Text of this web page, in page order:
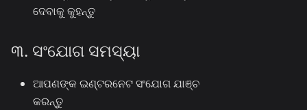
ଦେବାକୁ କୁହନ୍ତୁ
୩. ସଂଯୋଗ ସମସ୍ୟା
ଆପଣଙ୍କ ଇଣ୍ଟରନେଟ ସଂଯୋଗ ଯାଞ୍ଚ
କରନ୍ତୁ